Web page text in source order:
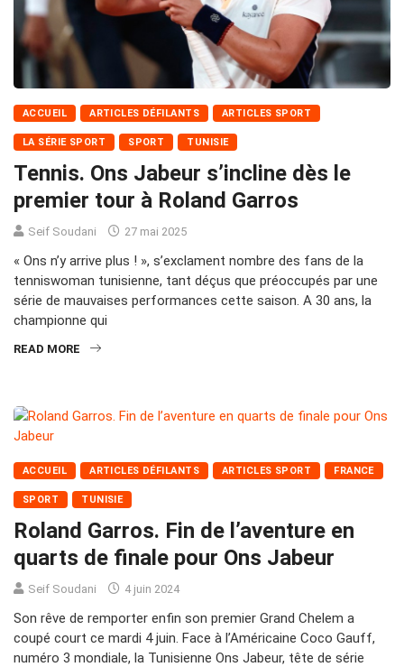
ACCUEIL ARTICLES DÉFILANTS ARTICLES SPORT
LA SÉRIE SPORT SPORT TUNISIE
Tennis. Ons Jabeur s’incline dès le
premier tour à Roland Garros
Seif Soudani 27 mai 2025
« Ons n’y arrive plus ! », s’exclament nombre des fans de la
tenniswoman tunisienne, tant déçus que préoccupés par une
série de mauvaises performances cette saison. A 30 ans, la
championne qui
READ MORE
ACCUEIL ARTICLES DÉFILANTS ARTICLES SPORT FRANCE
SPORT TUNISIE
Roland Garros. Fin de l’aventure en
quarts de finale pour Ons Jabeur
Seif Soudani 4 juin 2024
Son rêve de remporter enfin son premier Grand Chelem a
coupé court ce mardi 4 juin. Face à l’Américaine Coco Gauff,
numéro 3 mondiale, la Tunisienne Ons Jabeur, tête de série